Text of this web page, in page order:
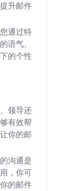
升邮件
通过特
语气、
的个性
领导还
有效帮
你的邮
沟通是
，你可
的邮件